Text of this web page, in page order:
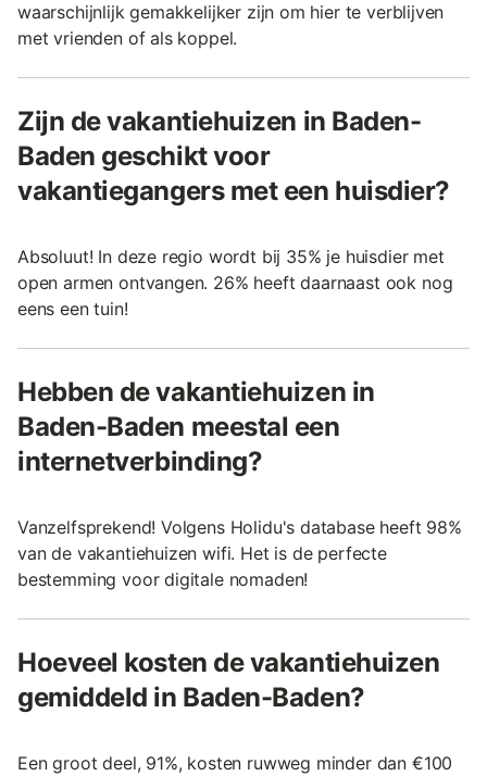
waarschijnlijk gemakkelijker zijn om hier te verblijven
met vrienden of als koppel.
Zijn de vakantiehuizen in Baden-
Baden geschikt voor
vakantiegangers met een huisdier?
Absoluut! In deze regio wordt bij 35% je huisdier met
open armen ontvangen. 26% heeft daarnaast ook nog
eens een tuin!
Hebben de vakantiehuizen in
Baden-Baden meestal een
internetverbinding?
Vanzelfsprekend! Volgens Holidu's database heeft 98%
van de vakantiehuizen wifi. Het is de perfecte
bestemming voor digitale nomaden!
Hoeveel kosten de vakantiehuizen
gemiddeld in Baden-Baden?
Een groot deel, 91%, kosten ruwweg minder dan €100